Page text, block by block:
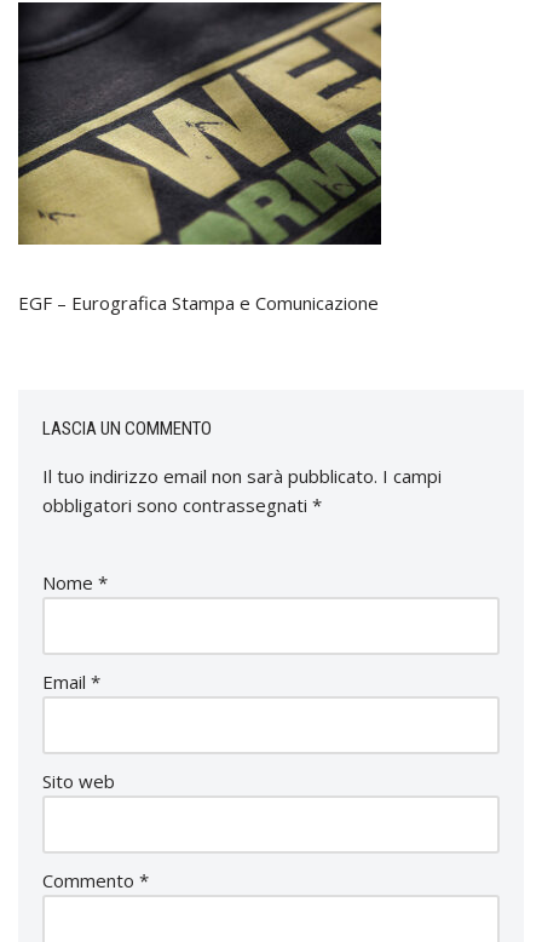
EGF – Eurografica Stampa e Comunicazione
LASCIA UN COMMENTO
Il tuo indirizzo email non sarà pubblicato. I campi
obbligatori sono contrassegnati *
Nome *
Email *
Sito web
Commento *